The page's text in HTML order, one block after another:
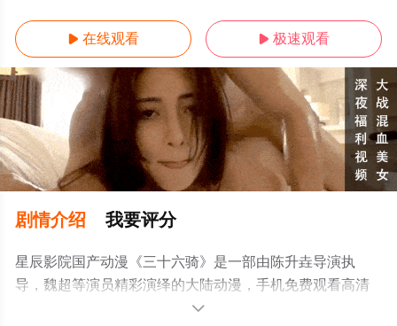
 在线观看  极速观看
剧情介绍 我要评分
星辰影院国产动漫《三十六骑》是一部由陈升垚导演执
导，魏超等演员精彩演绎的大陆动漫，手机免费观看高清
无删减完整版动漫全集就上星辰影视，更多相关信息可移
